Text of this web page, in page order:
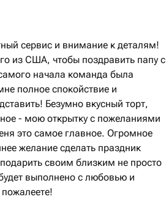
сервис и внимание к деталям!
из США, чтобы поздравить папу с
начала команда была
полное спокойствие и
Безумно вкусный торт,
- мою открытку с пожеланиями
это самое главное. Огромное
желание сделать праздник
своим близким не просто
выполнено с любовью и